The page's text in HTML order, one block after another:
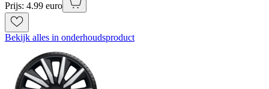
Prijs: 4.99 euro
Bekijk alles in onderhoudsproduct